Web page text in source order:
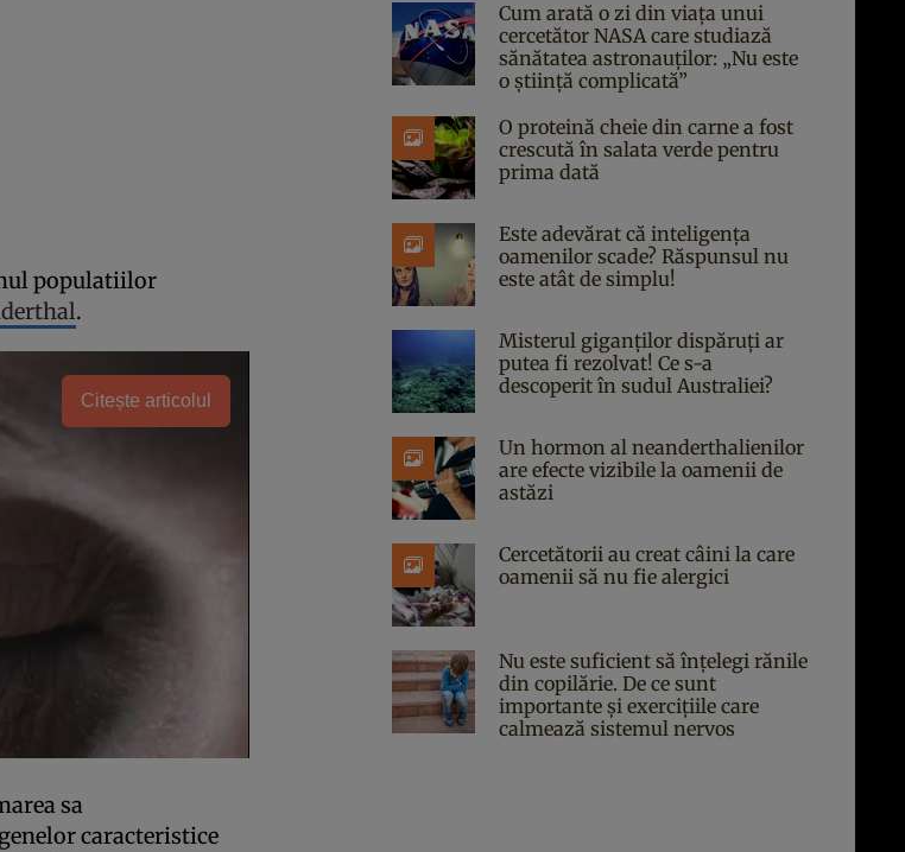
populatiilor
.
Citește articolul
sa
caracteristice
Cum arată o zi din viața unui
cercetător NASA care studiază
sănătatea astronauților: „Nu este
o știință complicată”
O proteină cheie din carne a fost
crescută în salata verde pentru
prima dată
Este adevărat că inteligența
oamenilor scade? Răspunsul nu
este atât de simplu!
Misterul giganților dispăruți ar
putea fi rezolvat! Ce s-a
descoperit în sudul Australiei?
Un hormon al neanderthalienilor
are efecte vizibile la oamenii de
astăzi
Cercetătorii au creat câini la care
oamenii să nu fie alergici
Nu este suficient să înțelegi rănile
din copilărie. De ce sunt
importante și exercițiile care
calmează sistemul nervos